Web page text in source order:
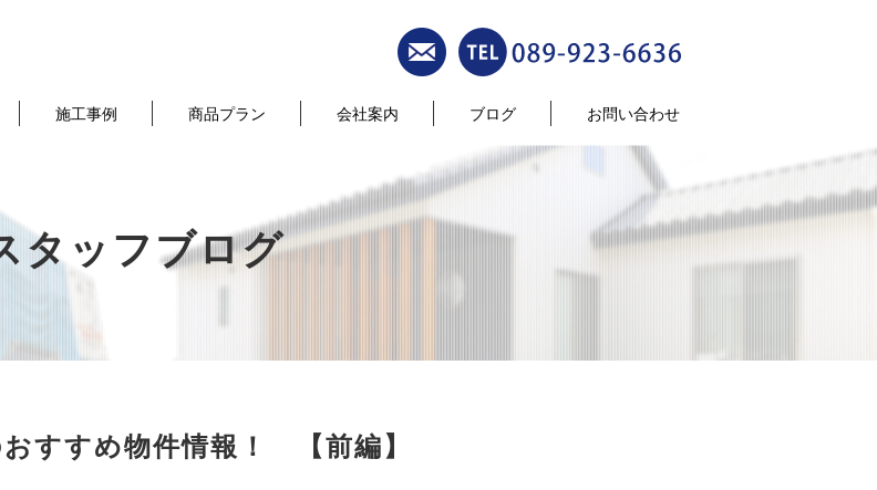
施工事例 商品プラン 会社案内 ブログ お問い合わせ
タッフブログ
すすめ物件情報！ 【前編】